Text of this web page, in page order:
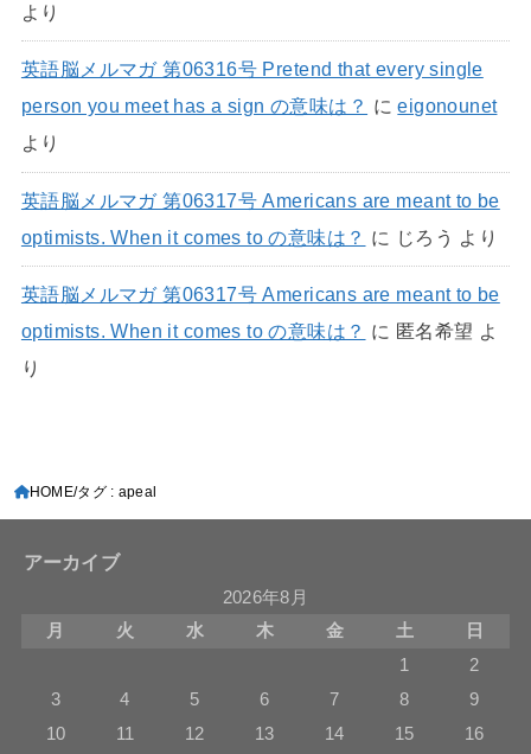
より
英語脳メルマガ 第06316号 Pretend that every single
person you meet has a sign の意味は？ にeigonounet
より
英語脳メルマガ 第06317号 Americans are meant to be
optimists. When it comes to の意味は？ に じろう より
英語脳メルマガ 第06317号 Americans are meant to be
optimists. When it comes to の意味は？ に 匿名希望 よ
り
HOME タグ : apeal
アーカイブ
2026年8月
月
火 水 木 金 土
日
1
2
3
4 5 6 7 8
9
10
11 12 13 14 15 16